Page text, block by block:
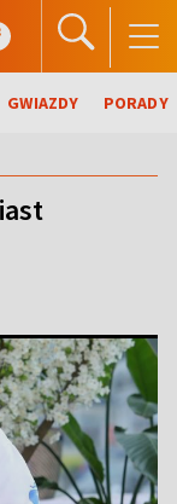
GWIAZDY PORADY